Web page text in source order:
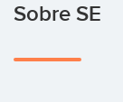
Sobre SE